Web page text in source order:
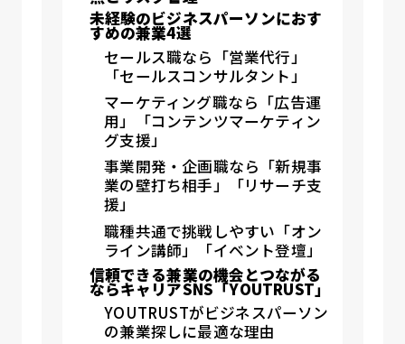
未経験のビジネスパーソンにおす
すめの兼業4選
セールス職なら「営業代行」
「セールスコンサルタント」
マーケティング職なら「広告運
用」「コンテンツマーケティン
グ支援」
事業開発・企画職なら「新規事
業の壁打ち相手」「リサーチ支
援」
職種共通で挑戦しやすい「オン
ライン講師」「イベント登壇」
信頼できる兼業の機会とつながる
ならキャリアSNS「YOUTRUST」
YOUTRUSTがビジネスパーソン
の兼業探しに最適な理由